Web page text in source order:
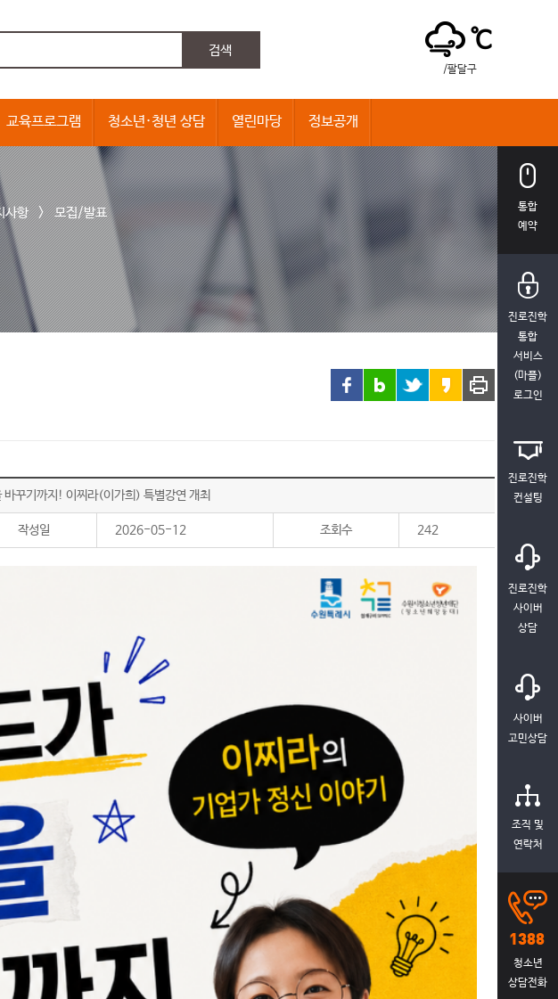
℃
/팔달구
교육프로그램 청소년·청년 상담 열린마당 정보공개
사항>모집/발표
바꾸기까지! 이찌라(이가희) 특별강연 개최
작성일 2026-05-12 조회수 242
통합
예약
진로진학
통합
서비스
(마플)
로그인
진로진학
컨설팅
진로진학
사이버
상담
사이버
고민상담
조직 및
연락처
청소년
상담전화